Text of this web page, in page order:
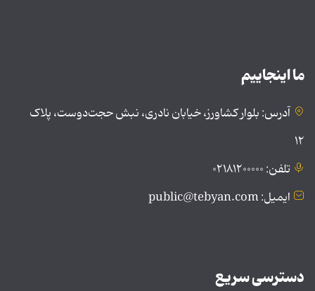
ما اینجاییم
آدرس: بلوار کشاورز، خیابان نادری، نبش حجت‌دوست، پلاک
۱۲
تلفن: ۰۲۱۸۱۲۰۰۰۰۰
ایمیل: public@tebyan.com
دسترسی سریع